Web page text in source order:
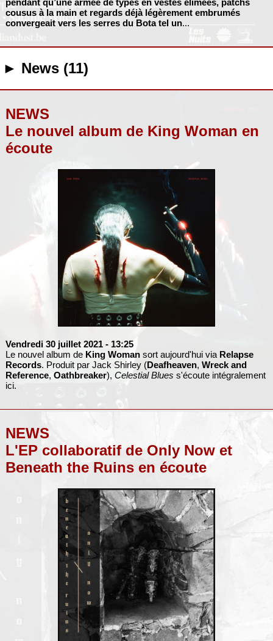
pendant qu’une armée de types en vestes élimées, patchs
cousus à la main et regards déjà légèrement embrumés
convergeait vers les serres du Bota tel un...
► News (11)
NEWS
Le nouvel album de King Woman en
écoute
Vendredi 30 juillet 2021 - 13:25
Le nouvel album de King Womansort aujourd'hui via Relapse
Records. Produit par Jack Shirley (Deafheaven, Wreck and
Reference, Oathbreaker), Celestial Blues s'écoute intégralement
ici.
NEWS
L'EP collaboratif de Only Now et
Beneath the Ruins en écoute